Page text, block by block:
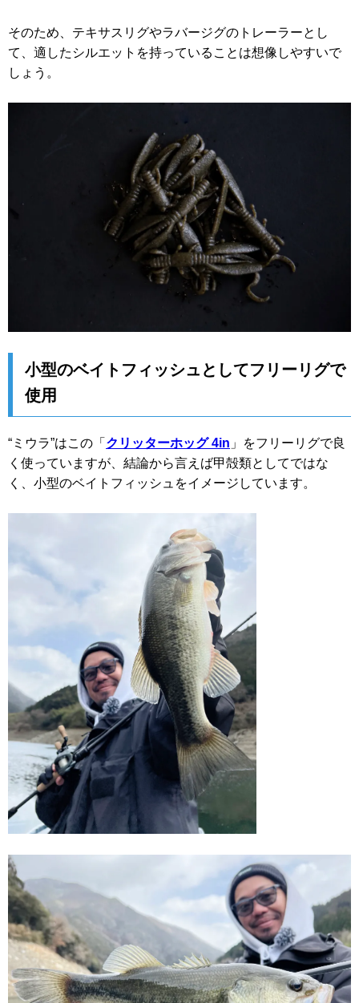
そのため、テキサスリグやラバージグのトレーラーとし
て、適したシルエットを持っていることは想像しやすいで
しょう。
小型のベイトフィッシュとしてフリーリグで
使用
“ミウラ”はこの「 クリッターホッグ 4in 」をフリーリグで良
く使っていますが、結論から言えば甲殻類としてではな
く、小型のベイトフィッシュをイメージしています。